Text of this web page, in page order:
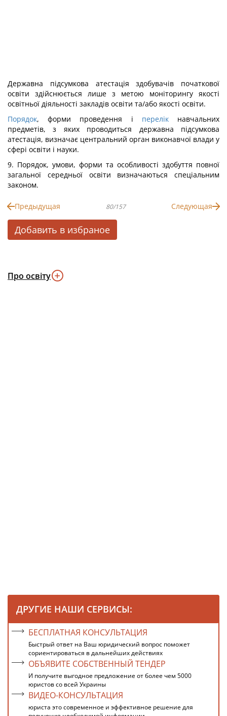
Державна підсумкова атестація здобувачів початкової
освіти здійснюється лише з метою моніторингу якості
освітньої діяльності закладів освіти та/або якості освіти.
Порядок, форми проведення і перелікнавчальних
предметів, з яких проводиться державна підсумкова
атестація, визначає центральний орган виконавчої влади у
сфері освіти і науки.
9. Порядок, умови, форми та особливості здобуття повної
загальної середньої освіти визначаються спеціальним
законом.
Предыдущая 80/157 Следующая
Добавить в избраное
Про освіту
ДРУГИЕ НАШИ СЕРВИСЫ:
БЕСПЛАТНАЯ КОНСУЛЬТАЦИЯ
Быстрый ответ на Ваш юридический вопрос поможет
сориентироваться в дальнейших действиях
ОБЪЯВИТЕ СОБСТВЕННЫЙ ТЕНДЕР
И получите выгодное предложение от более чем 5000
юристов со всей Украины
ВИДЕО-КОНСУЛЬТАЦИЯ
юриста это современное и эффективное решение для